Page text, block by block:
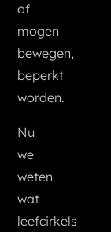
of
mogen
bewegen,
beperkt
worden.
Nu
we
weten
wat
leefcirkels